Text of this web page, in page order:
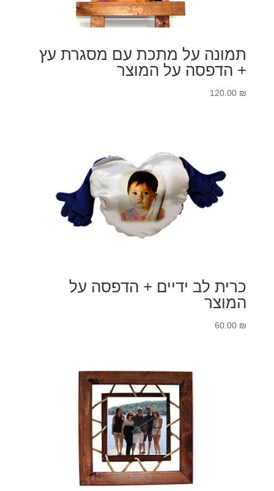
תמונה על מתכת עם מסגרת עץ
+ הדפסה על המוצר
120.00 ₪
כרית לב ידיים + הדפסה על
המוצר
60.00 ₪